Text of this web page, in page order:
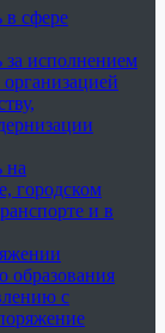
сфере
исполнением
на
городском
и в
образования
с